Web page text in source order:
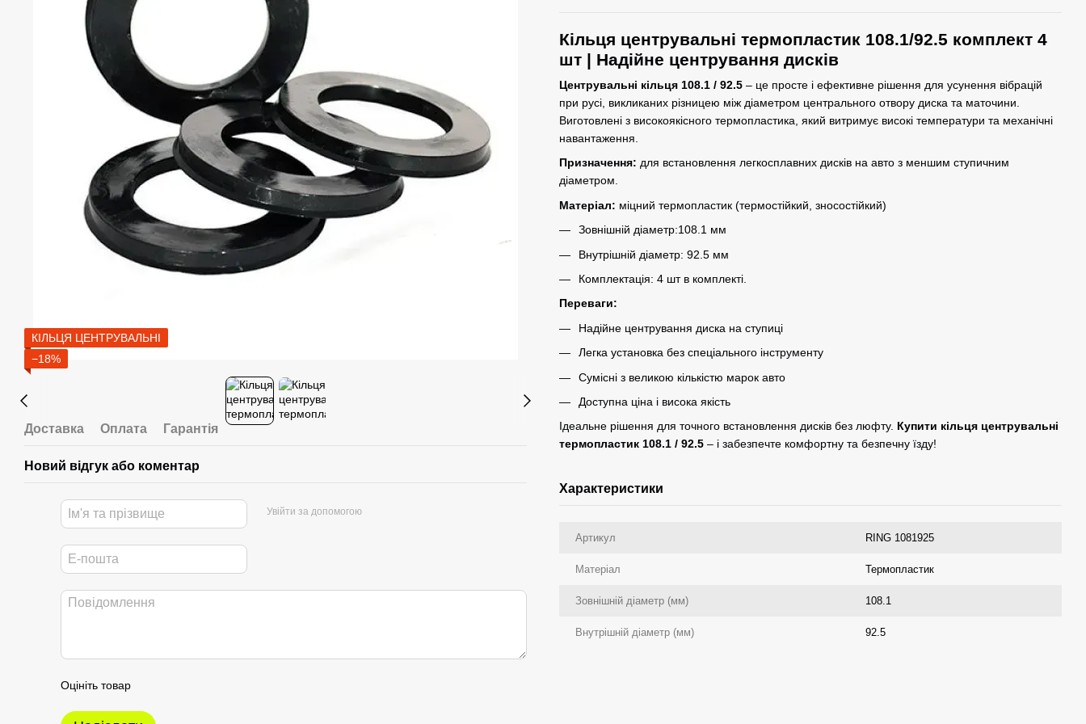
КІЛЬЦЯ ЦЕНТРУВАЛЬНІ
−18%
Доставка Оплата Гарантія
Новий відгук або коментар
Увійти за допомогою
Оцініть товар
Кільця центрувальні термопластик 108.1/92.5 комплект 4
шт | Надійне центрування дисків
Центрувальні кільця 108.1 / 92.5 – це просте і ефективне рішення для усунення вібрацій
при русі, викликаних різницею між діаметром центрального отвору диска та маточини.
Виготовлені з високоякісного термопластика, який витримує високі температури та механічні
навантаження.
Призначення: для встановлення легкосплавних дисків на авто з меншим ступичним
діаметром.
Матеріал: міцний термопластик (термостійкий, зносостійкий)
Зовнішній діаметр:108.1 мм
Внутрішній діаметр: 92.5 мм
Комплектація: 4 шт в комплекті.
Переваги:
Надійне центрування диска на ступиці
Легка установка без спеціального інструменту
Сумісні з великою кількістю марок авто
Доступна ціна і висока якість
Ідеальне рішення для точного встановлення дисків без люфту. Купити кільця центрувальні
термопластик 108.1 / 92.5 – і забезпечте комфортну та безпечну їзду!
Характеристики
Артикул RING 1081925
Матеріал Термопластик
Зовнішній діаметр (мм) 108.1
Внутрішній діаметр (мм) 92.5